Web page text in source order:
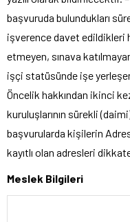
başvuruda bulundukları
işverence davet edildikleri
etmeyen, sınava
işçi statüsünde işe
Öncelik hakkından ikinci
kuruluşlarının sürekli
başvurularda kişilerin
kayıtlı olan adresleri dikkate
Meslek Bilgileri